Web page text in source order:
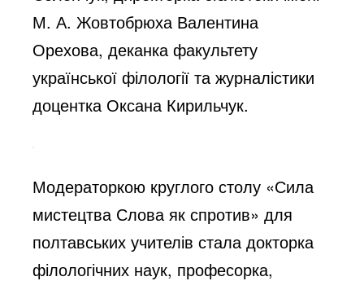
М. А. Жовтобрюха Валентина
Орехова, деканка факультету
української філології та журналістики
доцентка Оксана Кирильчук.
Модераторкою круглого столу «Сила
мистецтва Слова як спротив» для
полтавських учителів стала докторка
філологічних наук, професорка,